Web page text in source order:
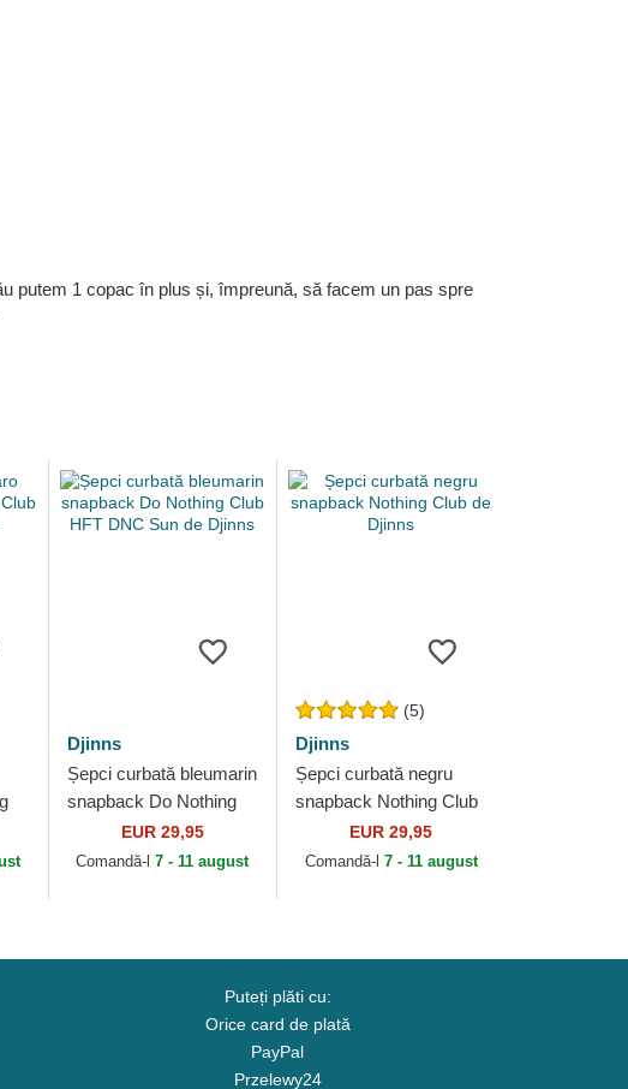
putem 1 copac în plus și, împreună, să facem un pas spre
Djinns
Șepci curbată bleumarin
snapback Do Nothing
Club HFT DNC Sun de
Djinns
EUR 29,95
Comandă-l7 - 11 august
(5)
Djinns
Șepci curbată negru
snapback Nothing Club
de DjinnsEUR 29,95
Comandă-l 7 - 11 august
Puteți plăti cu:
Orice card de plată
PayPal
Przelewy24